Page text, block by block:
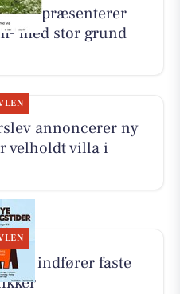
Vrå præsenterer
med stor grund
annoncerer ny
velholdt villa i
indfører faste